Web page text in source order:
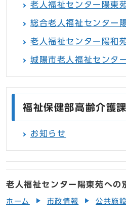
老人福祉センター陽東
総合老人福祉センター
老人福祉センター陽和
城陽市老人福祉センタ
福祉保健部高齢介護
お知らせ
老人福祉センター陽東苑への
ホーム 市政情報 公共施設